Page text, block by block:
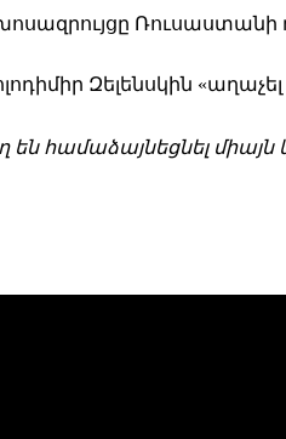
Ռուսաստանի
Զելենսկին
համաձայնեցնել